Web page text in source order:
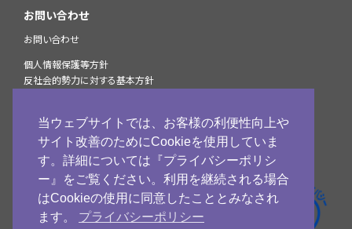
お問い合わせ
お問い合わせ
個人情報保護等方針
反社会的勢力に対する基本方針
加盟店様へのお知らせ
古物営業法に基づく表示
ネットスターズ
公式Facebook
当ウェブサイトでは、お客様の利便性向上や
サイト改善のためにCookieを使用していま
す。詳細については『プライバシーポリシ
ー』をご覧ください。利用を継続される場合
はCookieの使用に同意したこととみなされ
ます。 プライバシーポリシー